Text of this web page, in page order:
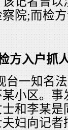
院;而检
方入户抓
台一知名
小区。
和李某
妇向记